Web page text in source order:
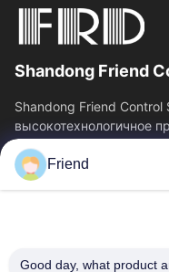
Shandong Friend
Shandong Friend
высокотехнологичное
на исследованиях и
Быстрые Связи
Наша Фабрика
Friend
Good day, what product